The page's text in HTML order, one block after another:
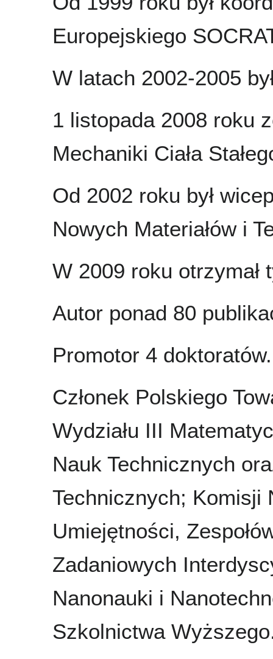
Europejskiego
W latach 2002-2005
1 listopada 2008 roku
Mechaniki Ciała
Od 2002 roku był
Nowych Materiałów i
W 2009 roku otrzymał
Autor ponad 80
Promotor 4 doktoratów.
Członek Polskiego
Wydziału III
Nauk Technicznych
Technicznych; Komisji
Umiejętności,
Zadaniowych
Nanonauki i
Szkolnictwa